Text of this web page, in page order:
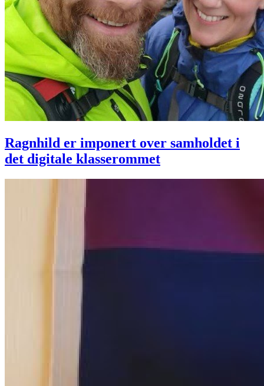
Ragnhild er imponert over samholdet i
det digitale klasserommet